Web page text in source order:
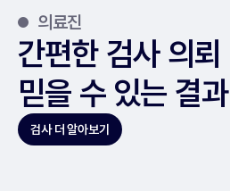
의료진
간편한 검사 의뢰
믿을 수 있는 결과
검사 더 알아보기